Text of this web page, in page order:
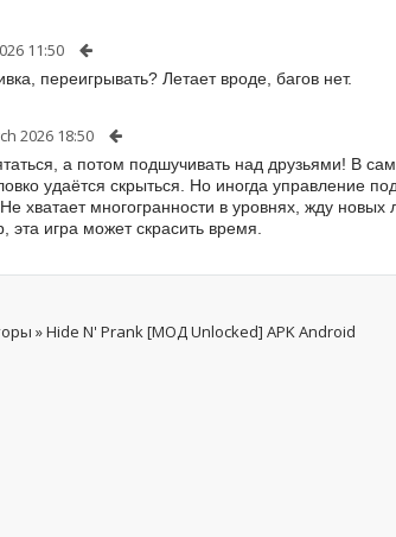
11:50
переигрывать? Летает вроде, багов нет.
2026 18:50
а потом подшучивать над друзьями! В
удаётся скрыться. Но иногда управление
хватает многогранности в уровнях, жду
эта игра может скрасить время.
» Hide N' Prank [МОД Unlocked] APK Android